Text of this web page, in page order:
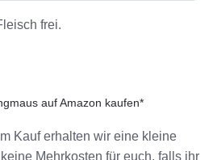
frei.
auf Amazon kaufen*
Kauf erhalten wir eine kleine
Mehrkosten für euch, falls ihr